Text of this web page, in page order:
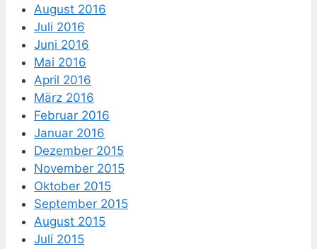
August 2016
Juli 2016
Juni 2016
Mai 2016
April 2016
März 2016
Februar 2016
Januar 2016
Dezember 2015
November 2015
Oktober 2015
September 2015
August 2015
Juli 2015